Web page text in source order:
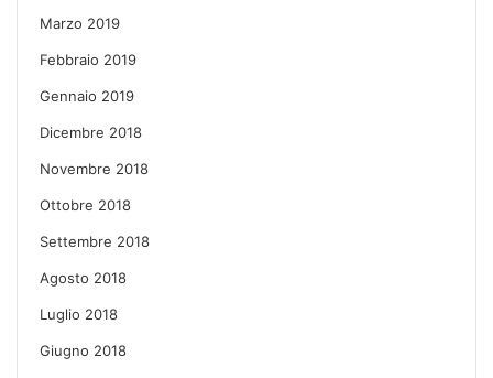
Marzo 2019
Febbraio 2019
Gennaio 2019
Dicembre 2018
Novembre 2018
Ottobre 2018
Settembre 2018
Agosto 2018
Luglio 2018
Giugno 2018